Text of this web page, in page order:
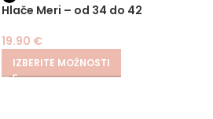
Hlače Meri – od 34 do 42
19.90 €
IZBERITE MOŽNOSTI